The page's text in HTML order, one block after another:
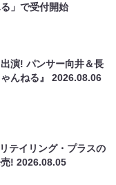
」で受付開始
演! パンサー向井＆長
ゃんねる』2026.08.06
テイリング・プラスの
売!2026.08.05